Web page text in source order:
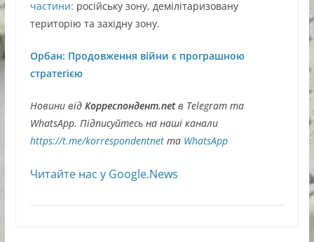
частини: російську зону, демілітаризовану
територію та західну зону.
Орбан: Продовження війни є програшною
стратегією
Новини відКорреспондент.netв Telegram та
WhatsApp. Підписуйтесь на наші канали
https://t.me/korrespondentnetта WhatsApp
Читайте нас у Google.News